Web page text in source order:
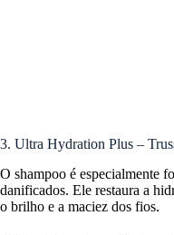
3. Ultra Hydration Plus –
O shampoo é especialmente
danificados. Ele restaura a
o brilho e a maciez dos fios.